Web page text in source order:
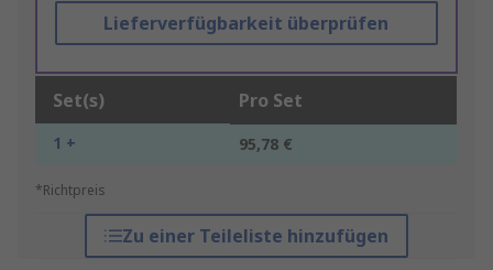
Lieferverfügbarkeit überprüfen
Set(s) Pro Set
1 + 95,78 €
*Richtpreis
Zu einer Teileliste hinzufügen